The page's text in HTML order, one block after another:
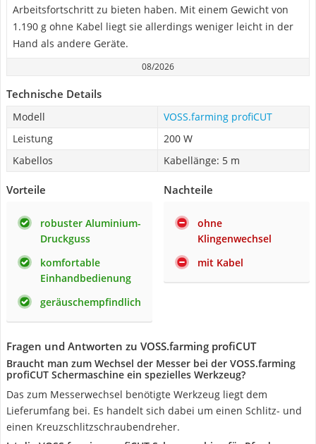
Arbeitsfortschritt zu bieten haben. Mit einem Gewicht von
1.190 g ohne Kabel liegt sie allerdings weniger leicht in der
Hand als andere Geräte.
08/2026
Technische Details
Modell
VOSS.farming profiCUT
Leistung
200 W
Kabellos
Kabellänge: 5 m
Vorteile
robuster Aluminium-
Druckguss
komfortable
Einhandbedienung
geräuschempfindlich
Nachteile
ohne
Klingenwechsel
mit Kabel
Fragen und Antworten zu VOSS.farming profiCUT
Braucht man zum Wechsel der Messer bei der VOSS.farming
profiCUT Schermaschine ein spezielles Werkzeug?
Das zum Messerwechsel benötigte Werkzeug liegt dem
Lieferumfang bei. Es handelt sich dabei um einen Schlitz- und
einen Kreuzschlitzschraubendreher.